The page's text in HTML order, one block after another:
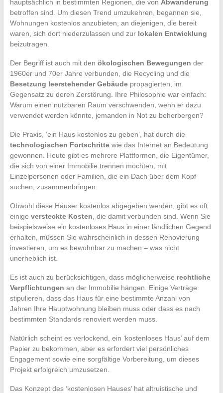
hauptsächlich in bestimmten Regionen, die von Abwanderung
betroffen sind. Um diesen Trend umzukehren, begannen sie,
Wohnungen kostenlos anzubieten, an diejenigen, die bereit
waren, sich dort niederzulassen und zur lokalen Entwicklung
beizutragen.
Der Begriff ist auch mit den ökologischen Bewegungen der
1960er und 70er Jahre verbunden, die Recycling und die
Besetzung leerstehender Gebäudepropagierten, im
Gegensatz zu deren Zerstörung. Ihre Philosophie war einfach:
Warum einen nutzbaren Raum verschwenden, wenn er dazu
verwendet werden könnte, jemanden in Not zu beherbergen?
Die Praxis, ‘ein Haus kostenlos zu geben’, hat durch die
technologischen Fortschrittewie das Internet an Bedeutung
gewonnen. Heute gibt es mehrere Plattformen, die Eigentümer,
die sich von einer Immobilie trennen möchten, mit
Einzelpersonen oder Familien, die ein Dach über dem Kopf
suchen, zusammenbringen.
Obwohl diese Häuser kostenlos abgegeben werden, gibt es oft
einige versteckte Kosten , die damit verbunden sind. Wenn Sie
beispielsweise ein kostenloses Haus in einer ländlichen Gegend
erhalten, müssen Sie wahrscheinlich in dessen Renovierung
investieren, um es bewohnbar zu machen – was nicht
unerheblich ist.
Es ist auch zu berücksichtigen, dass möglicherweise rechtliche
Verpflichtungen an der Immobilie hängen. Einige Verträge
stipulieren, dass das Haus für eine bestimmte Anzahl von
Jahren Ihre Hauptwohnung bleiben muss oder dass es nach
bestimmten Standards renoviert werden muss.
Natürlich scheint es verlockend, ein ‘kostenloses Haus’ auf dem
Papier zu bekommen, aber es erfordert viel persönliches
Engagement sowie eine sorgfältige Vorbereitung, um dieses
Projekt erfolgreich umzusetzen.
Das Konzept des ‘kostenlosen Hauses’ hat altruistische und